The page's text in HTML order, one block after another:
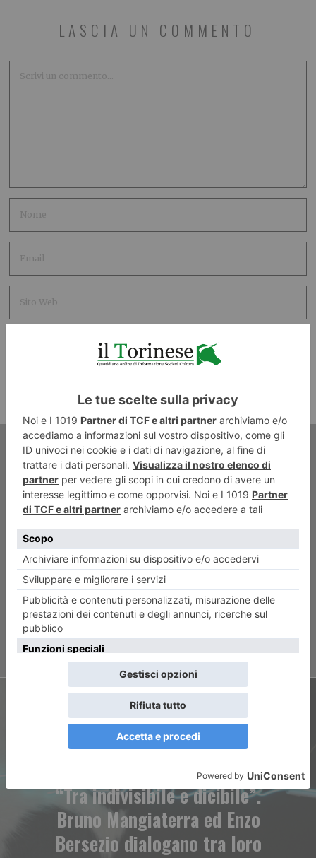
LASCIA UN COMMENTO
La rubrica della domenica di
Pier Franco Quaglieni
ARTICOLO SUCCESSIVO
“Tra indivisibile e dicibile”.
Bruno Mangiaterra ed Enzo
Bersezio dialogano tra loro